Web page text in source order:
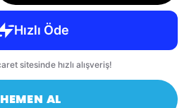
HEMEN AL